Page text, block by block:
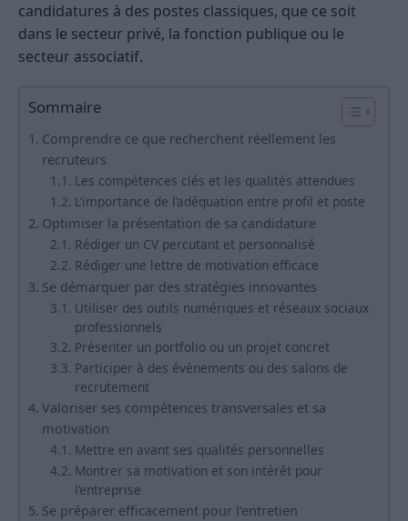
candidatures à des postes classiques, que ce soit
dans le secteur privé, la fonction publique ou le
secteur associatif.
Sommaire
Comprendre ce que recherchent réellement les
recruteurs
Les compétences clés et les qualités attendues
L’importance de l’adéquation entre profil et poste
Optimiser la présentation de sa candidature
Rédiger un CV percutant et personnalisé
Rédiger une lettre de motivation efficace
Se démarquer par des stratégies innovantes
Utiliser des outils numériques et réseaux sociaux
professionnels
Présenter un portfolio ou un projet concret
Participer à des événements ou des salons de
recrutement
Valoriser ses compétences transversales et sa
motivation
Mettre en avant ses qualités personnelles
Montrer sa motivation et son intérêt pour
l’entreprise
Se préparer efficacement pour l’entretien